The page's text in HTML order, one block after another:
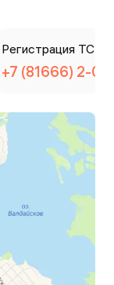
Регистрация ТС
+7 (81666) 2-